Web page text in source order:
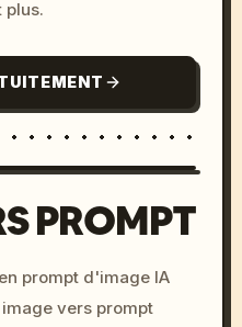
plus.
c, cyberpunk sunset, neon
colors, 8k --v 6.0
PROMPT
prompt d'image IA
vers prompt